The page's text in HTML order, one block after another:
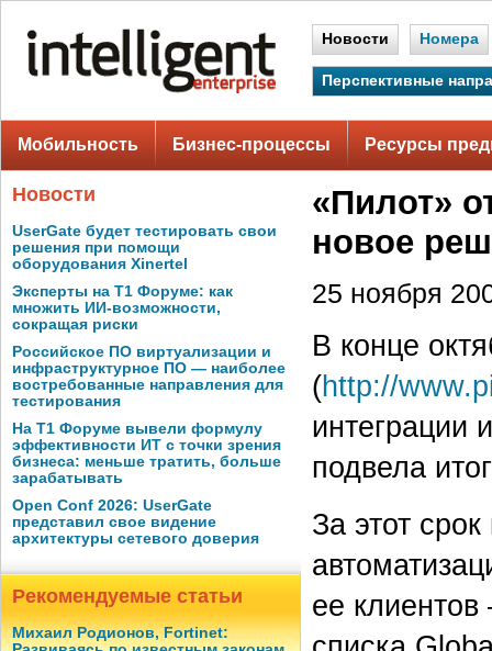
Новости Номера
Перспективные
Мобильность Бизнес-процессы Ресурсы
Новости
UserGate будет тестировать свои
решения при помощи
оборудования Xinertel
Эксперты на Т1 Форуме: как
множить ИИ-возможности,
сокращая риски
Российское ПО виртуализации и
инфраструктурное ПО — наиболее
востребованные направления для
тестирования
На Т1 Форуме вывели формулу
эффективности ИТ с точки зрения
бизнеса: меньше тратить, больше
зарабатывать
Open Conf 2026: UserGate
представил свое видение
архитектуры сетевого доверия
Рекомендуемые статьи
Михаил Родионов, Fortinet:
«Пилот»
новое
25 ноября
В конце
(http://
интеграции
подвела
За этот
ее